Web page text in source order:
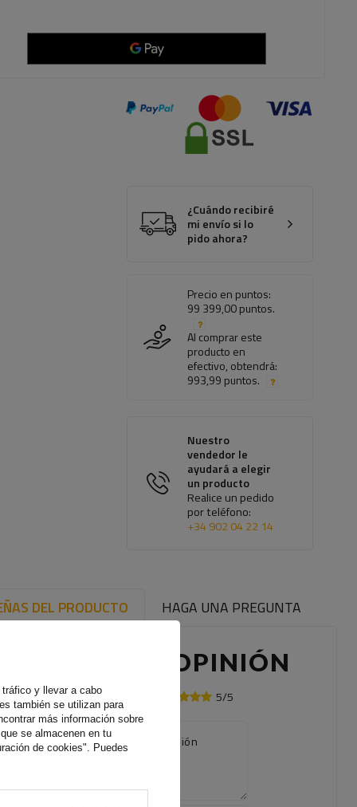
¿Cuándo recibiré
mi envío si lo
pido ahora?
Precio en puntos:
99 399,00 puntos.
Al comprar este
producto en
efectivo, obtendrá:
993,99 puntos.
Nuestro
vendedor le
ayudará a elegir
un producto
Realice un pedido
por teléfono:
+34 902 04 22 14
DEL PRODUCTO HAGA UNA PREGUNTA
ESCRIBE TU OPINIÓN
Su opinión: 5/5
El contenido de su opinión
y llevar a cabo
también se utilizan para
más información sobre
se almacenen en tu
de cookies". Puedes